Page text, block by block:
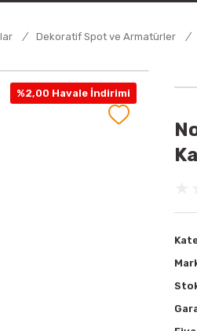
Dekoratif Spot ve Armatürler
%2,00 Havale İndirimi